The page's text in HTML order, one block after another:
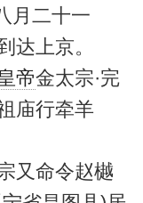
二十一
达上京。
帝金太宗·完
庙行牵羊
又命令赵樾